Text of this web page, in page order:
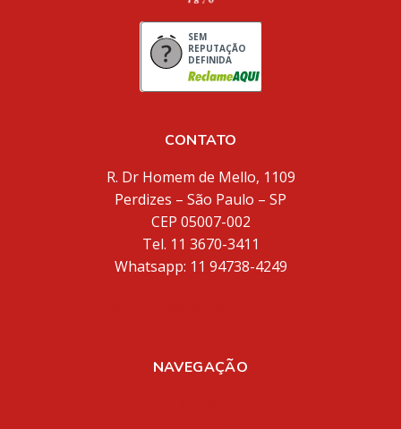
SEM
REPUTAÇÃO
DEFINIDA
CONTATO
R. Dr Homem de Mello, 1109
Perdizes – São Paulo – SP
CEP 05007-002
Tel. 11 3670-3411
Whatsapp: 11 94738-4249
NAVEGAÇÃO